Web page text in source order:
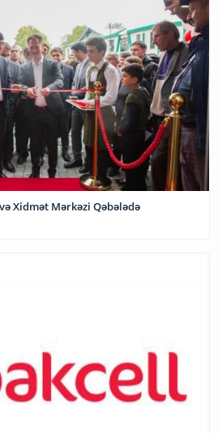
Xidmət Mərkəzi Qəbələdə